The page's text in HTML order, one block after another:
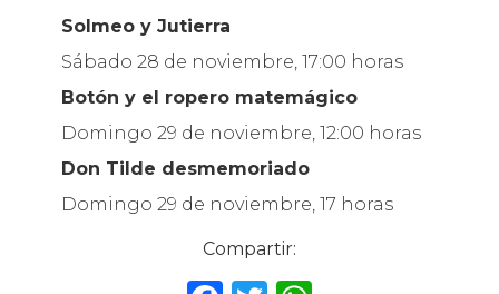
Solmeo y Jutierra
Sábado 28 de noviembre, 17:00 horas
Botón y el ropero matemágico
Domingo 29 de noviembre, 12:00 horas
Don Tilde desmemoriado
Domingo 29 de noviembre, 17 horas
Compartir: